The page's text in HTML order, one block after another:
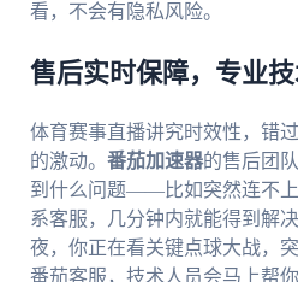
看，不会有隐私风险。
售后实时保障，专业
体育赛事直播讲究时效性，错
的激动。 番茄加速器的售后团
到什么问题——比如突然连不
系客服，几分钟内就能得到解
夜，你正在看关键点球大战，
番茄客服，技术人员会马上帮